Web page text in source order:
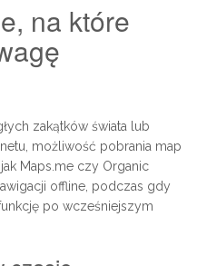
na które
zakątków świata lub
możliwość pobrania map
Maps.me czy Organic
offline, podczas gdy
po wcześniejszym